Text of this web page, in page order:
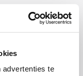
advertenties te